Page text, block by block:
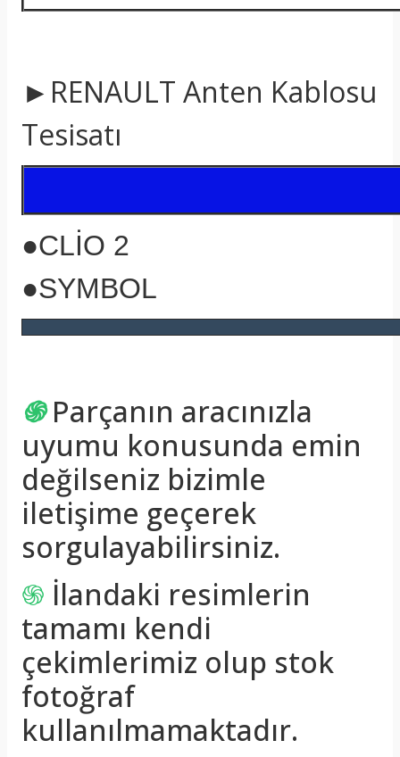
►RENAULT Anten Kablosu
Tesisatı
●CLİO 2
●SYMBOL
֍ Parçanın aracınızla
uyumu konusunda emin
değilseniz bizimle
iletişime geçerek
sorgulayabilirsiniz.
֍ İlandaki resimlerin
tamamı kendi
çekimlerimiz olup stok
fotoğraf
kullanılmamaktadır.